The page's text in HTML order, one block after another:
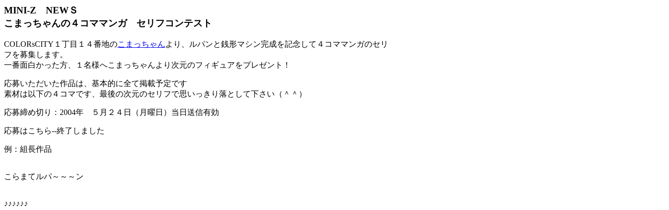
MINI-Z NEWＳ
こまっちゃんの４コママンガ セリフコンテスト
COLORsCITY１丁目１４番地のこまっちゃんより、ルパンと銭形マシン完成を記念して４コママンガのセリ
フを募集します。
一番面白かった方、１名様へこまっちゃんより次元のフィギュアをプレゼント！
応募いただいた作品は、基本的に全て掲載予定です
素材は以下の４コマです、最後の次元のセリフで思いっきり落として下さい（＾＾）
応募締め切り：2004年 ５月２４日（月曜日）当日送信有効
応募はこちら--終了しました
例：組長作品
こらまてルパ～～～ン
♪♪♪♪♪♪